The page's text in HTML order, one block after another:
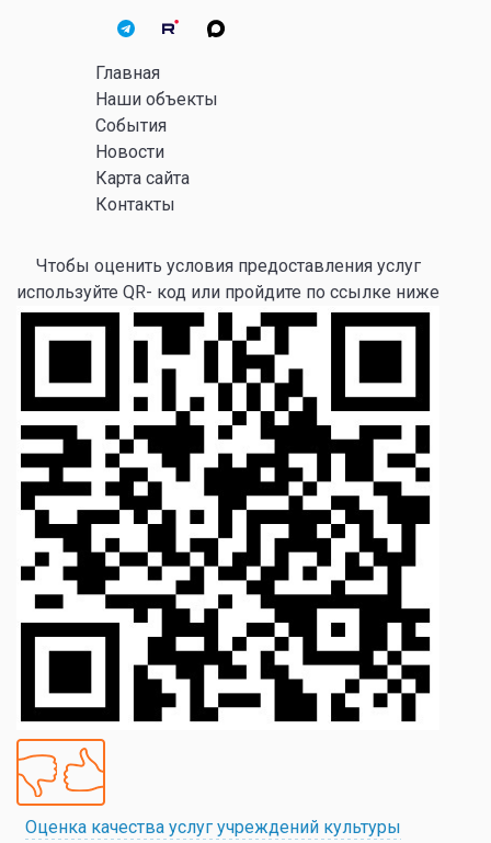
Главная
Наши объекты
События
Новости
Карта сайта
Контакты
Чтобы оценить условия предоставления услуг
используйте QR- код или пройдите по ссылке ниже
Оценка качества услуг учреждений культуры